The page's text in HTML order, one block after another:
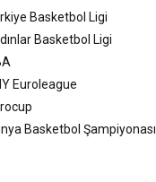
Basketbol Ligi
Basketbol Ligi
Euroleague
Basketbol Şampiyonası